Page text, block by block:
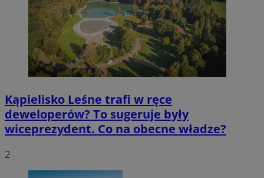
Kąpielisko Leśne trafi w ręce
deweloperów? To sugeruje były
wiceprezydent. Co na obecne władze?
2